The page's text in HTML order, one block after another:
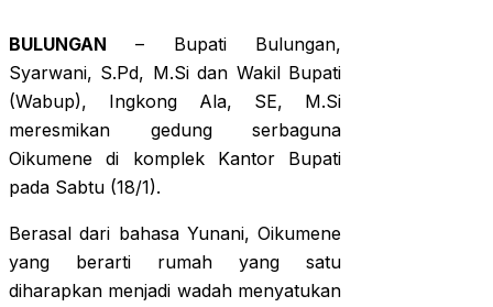
BULUNGAN – Bupati Bulungan,
Syarwani, S.Pd, M.Si dan Wakil Bupati
(Wabup), Ingkong Ala, SE, M.Si
meresmikan gedung serbaguna
Oikumene di komplek Kantor Bupati
pada Sabtu (18/1).
Berasal dari bahasa Yunani, Oikumene
yang berarti rumah yang satu
diharapkan menjadi wadah menyatukan